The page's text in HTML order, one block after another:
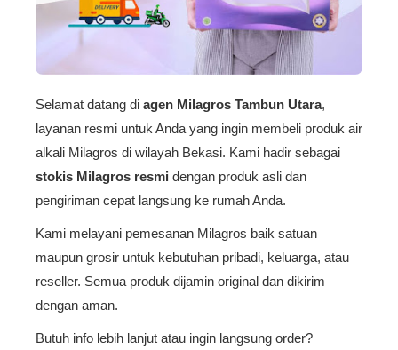
Selamat datang di agen Milagros Tambun Utara,
layanan resmi untuk Anda yang ingin membeli produk air
alkali Milagros di wilayah Bekasi. Kami hadir sebagai
stokis Milagros resmi dengan produk asli dan
pengiriman cepat langsung ke rumah Anda.
Kami melayani pemesanan Milagros baik satuan
maupun grosir untuk kebutuhan pribadi, keluarga, atau
reseller. Semua produk dijamin original dan dikirim
dengan aman.
Butuh info lebih lanjut atau ingin langsung order?